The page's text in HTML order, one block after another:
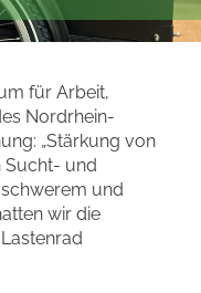
für Arbeit,
Nordrhein-
„Stärkung von
Sucht- und
und
wir die